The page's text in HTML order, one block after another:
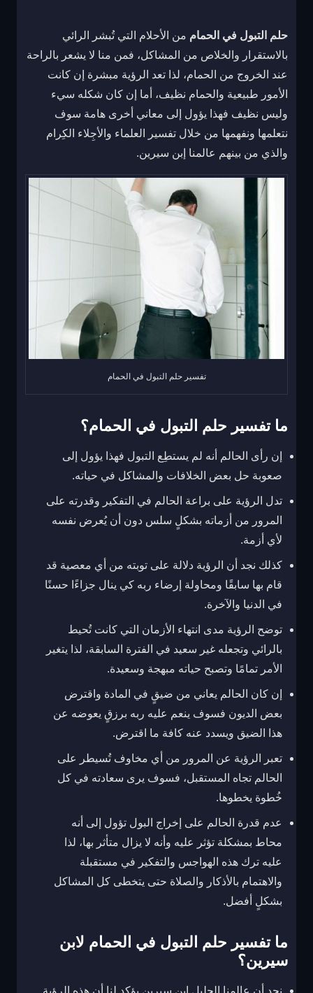
حلم التبول في الحمام من الأحلام التي تُبشر الرائي
بالاستقرار والخلاص من المشاكل، فمن منا لا يشعر بالراحة
عند الخروج من الحمام، لذا تعد الرؤية مبشرة إن كانت
الأمور طبيعية والحمام نظيف، أما إن كان شكله سيء
وليس نظيف فهذا يؤول إلى معاني أخرى هامة سوف
نتعلمها ونفهمها من خلال تفسير العلماء والأجِلاء الكِرام
والذي من بينهم عالمنا إبن سيرين.
تفسير حلم التبول في الحمام
ما تفسير حلم التبول في الحمام؟
إن رأى الحالم أنه لم يستطِع التبول فهذا يؤول إلى
صعوبة حل بعض الخلافات والمشاكل في حياته.
تدل الرؤية على براعة الحالم في التفكير وقدرته على
المرور من أزماته بشكلٍ سلس دون أن يُعرض نفسه
لأي أزمة.
كذلك نجد أن الرؤية دلالة على توبته من أي معصية قد
قام بها سابقًا ومحاولة إرضاء ربه كي ينال جزاءًا حسنًا
في الدنيا والآخرة.
توضح الرؤية مدى انتهاء الأزمان التي كانت تُحيط
بالرائي وتجعله غير سعيد في الفترة السابقة، لذا يتغير
الأمر تمامًا وتصبح حياته مبهجة وسعيدة.
إن كان الحالم يعاني من ضيقٍ في المادة واقترض
بعض الديون فسوف ينعم عليه ربه برزقٍ يعوضه عن
هذا الضيق ويسدد عنه كافة ما اقترض.
تعبر الرؤية عن المرور من أي مخاوف تُسيطر على
الحالم تجاه المستقبل، فسوف يرى سعادته في كل
خُطوة يخطوها.
عدم قدرة الحالم على إخراج البول تؤول إلى أنه
محاط بمشكلة تؤثر عليه وأنه لا يزال متأثر بها، لذا
عليه ترك هذه الهواجس والتفكير في مستقبلة
والاهتمام بالأذكار والصلاة حتى يتخطى كل المشاكل
بشكلٍ أفضل.
ما تفسير حلم التبول في الحمام لابن
سيرين؟
نجد أن عالمنا الجليل إبن سيرين يؤكد لنا أن هذه الرؤية